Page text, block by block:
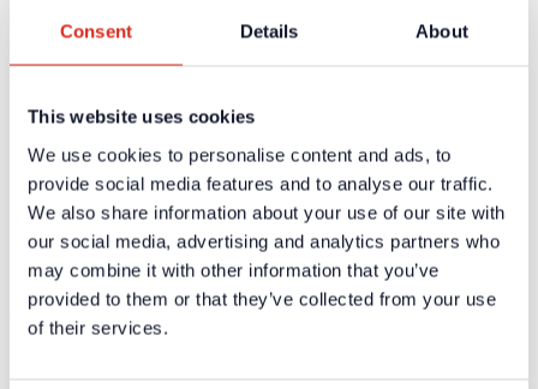
Consent Details About
This website uses cookies
We use cookies to personalise content and ads, to
provide social media features and to analyse our traffic.
We also share information about your use of our site with
our social media, advertising and analytics partners who
may combine it with other information that you’ve
provided to them or that they’ve collected from your use
of their services.
Farbe
Bemerkungen Zubehör: ABS-Reinigungsmittel (Art.-Nr. 31148)
Zertifikate / Zulassungen
Weiterführende Informationen und Downloads zu unseren
Produkten und Dienstleistungen sind in dem geschützten
Partnerbereich verfügbar.
Für die persönlichen Login-Datenist eine einmalige
Registrierung erforderlich.
Ausschreibungstexte